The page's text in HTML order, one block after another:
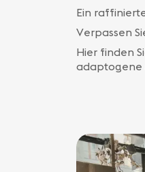
Ein
Verpassen
Hier finden
adaptogene